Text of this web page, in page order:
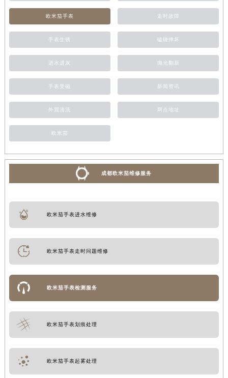
欧米茄手表 走时故障
手表生锈 磕碰摔坏
进水进灰 抛光翻新
手表受磁 新闻资讯
外观清洗 网点地址
欧米茄
成都欧米茄维修服务
欧米茄手表进水维修
欧米茄手表走时问题维修
欧米茄手表检测服务
欧米茄手表划痕处理
欧米茄手表起雾处理